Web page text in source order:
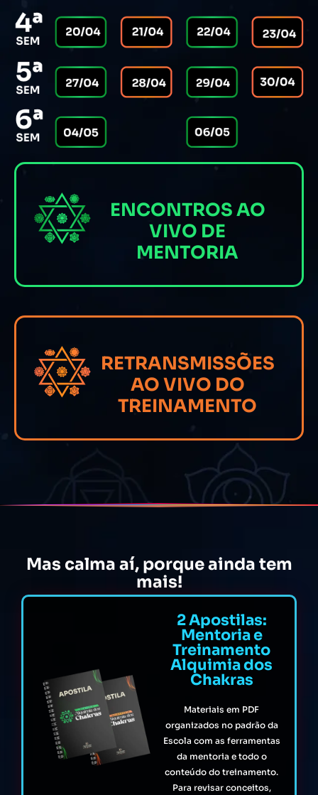
ENCONTROS AO
VIVO DE
MENTORIA
RETRANSMISSÕES
AO VIVO DO
TREINAMENTO
Mas calma aí, porque ainda tem
mais!
2 Apostilas:
Mentoria e
Treinamento
Alquimia dos
Chakras
Materiais em PDF
organizados no padrão da
Escola com as ferramentas
da mentoria e todo o
conteúdo do treinamento.
Para revisar conceitos,